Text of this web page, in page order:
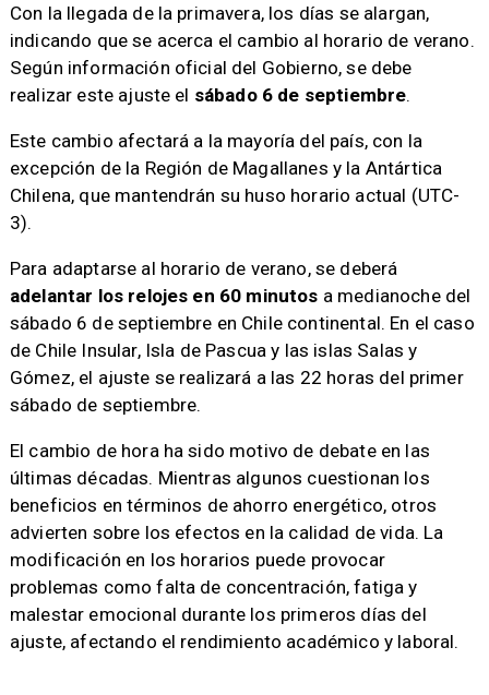
Con la llegada de la primavera, los días se alargan,
indicando que se acerca el cambio al horario de verano.
Según información oficial del Gobierno, se debe
realizar este ajuste el sábado 6 de septiembre.
Este cambio afectará a la mayoría del país, con la
excepción de la Región de Magallanes y la Antártica
Chilena, que mantendrán su huso horario actual (UTC-
3).
Para adaptarse al horario de verano, se deberá
adelantar los relojes en 60 minutos a medianoche del
sábado 6 de septiembre en Chile continental. En el caso
de Chile Insular, Isla de Pascua y las islas Salas y
Gómez, el ajuste se realizará a las 22 horas del primer
sábado de septiembre.
El cambio de hora ha sido motivo de debate en las
últimas décadas. Mientras algunos cuestionan los
beneficios en términos de ahorro energético, otros
advierten sobre los efectos en la calidad de vida. La
modificación en los horarios puede provocar
problemas como falta de concentración, fatiga y
malestar emocional durante los primeros días del
ajuste, afectando el rendimiento académico y laboral.